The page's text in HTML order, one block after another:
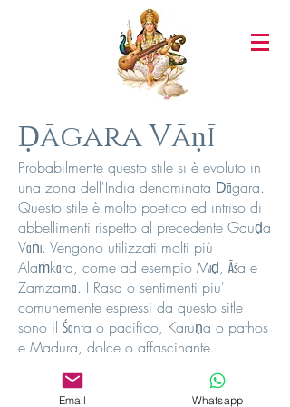
Ḍāgara Vāṇī
Probabilmente questo stile si è evoluto in
una zona dell'India denominata Ḍāgara.
Questo stile è molto poetico ed intriso di
abbellimenti rispetto al precedente Gauḍa
Vāṅī. Vengono utilizzati molti più
Alaṁkāra, come ad esempio Mīḍ, Āśa e
Zamzamā. I Rasa o sentimenti piu'
comunemente espressi da questo sitle
sono il Śānta o pacifico, Karuṇa o pathos
e Madura, dolce o affascinante.
Email Whatsapp